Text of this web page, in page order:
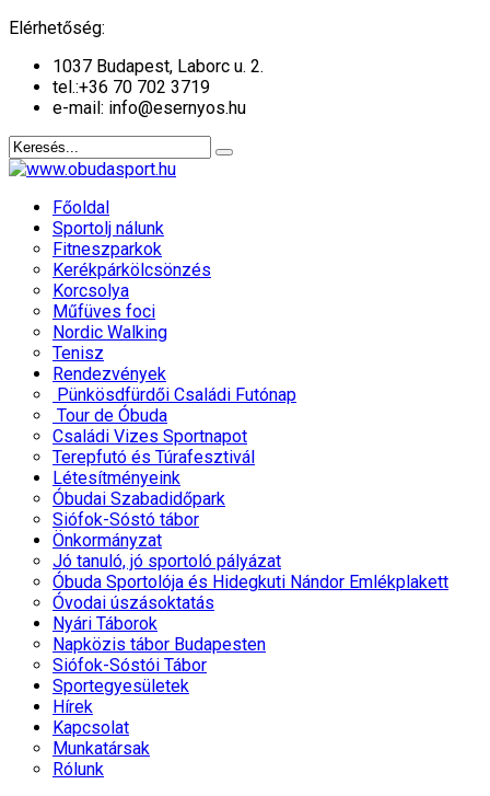
Elérhetőség:
1037 Budapest, Laborc u. 2.
tel.:+36 70 702 3719
e-mail: info@esernyos.hu
Főoldal
Sportolj nálunk
Fitneszparkok
Kerékpárkölcsönzés
Korcsolya
Műfüves foci
Nordic Walking
Tenisz
Rendezvények
Pünkösdfürdői Családi Futónap
Tour de Óbuda
Családi Vizes Sportnapot
Terepfutó és Túrafesztivál
Létesítményeink
Óbudai Szabadidőpark
Siófok-Sóstó tábor
Önkormányzat
Jó tanuló, jó sportoló pályázat
Óbuda Sportolója és Hidegkuti Nándor Emlékplakett
Óvodai úszásoktatás
Nyári Táborok
Napközis tábor Budapesten
Siófok-Sóstói Tábor
Sportegyesületek
Hírek
Kapcsolat
Munkatársak
Rólunk
év
hónap
év
hónap